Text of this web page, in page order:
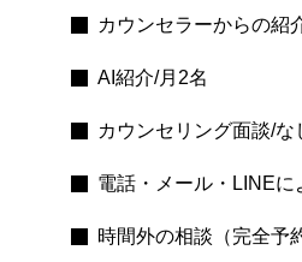
カウンセラーからの紹
AI紹介/月2名
カウンセリング面談/な
電話・メール・LINE
時間外の相談（完全予